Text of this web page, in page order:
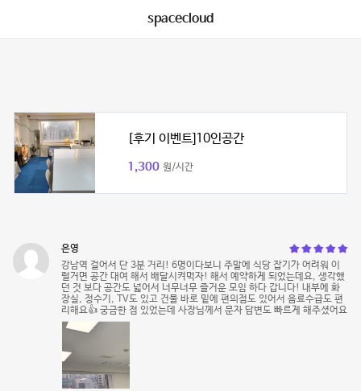
spacecloud
[후기 이벤트]10인공간
1,300 원/시간
은영
강남역 걸어서 단 3분 거리! 6명이다보니 주말에 식당 잡기가 어려워 이
럴거면 공간 대여 해서 배달시켜먹자! 해서 예약하게 되었는데요, 생각했
던 것 보다 공간도 넓어서 너무너무 즐거운 모임 하다 갑니다! 내부에 화
장실, 정수기, TV도 있고 건물 바로 밑에 편의점도 있어서 음료수급도 편
리해요👍 궁금한 점 있었는데 사장님께서 문자 답변도 빠르게 해주셨어요